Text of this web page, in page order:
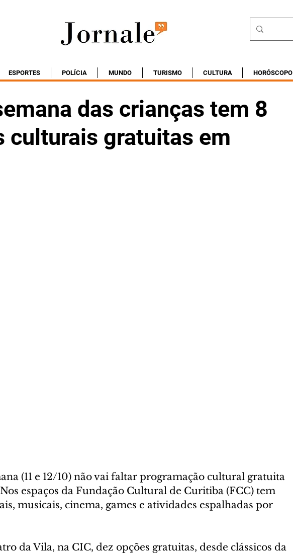
ESPORTES POLÍCIA MUNDO TURISMO CULTURA HORÓSCOPO
das crianças tem 8
culturais gratuitas em
(11 e 12/10) não vai faltar programação cultural gratuita
espaços da Fundação Cultural de Curitiba (FCC) tem
musicais, cinema, games e atividades espalhadas por
da Vila, na CIC, dez opções gratuitas, desde clássicos da